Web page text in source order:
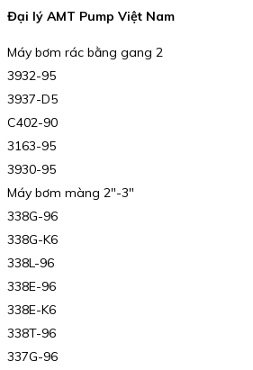
Đại lý AMT Pump Việt Nam
Máy bơm rác bằng gang 2
3932-95
3937-D5
C402-90
3163-95
3930-95
Máy bơm màng 2″-3″
338G-96
338G-K6
338L-96
338E-96
338E-K6
338T-96
337G-96